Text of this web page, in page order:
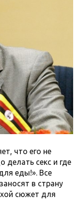
что его не
делать секс и где
еды!». Все
в страну
сюжет для